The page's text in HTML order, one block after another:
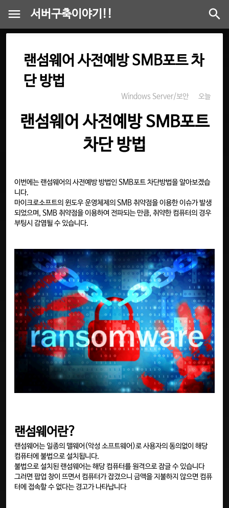
서버구축이야기!!
랜섬웨어 사전예방 SMB포트 차
단 방법
Windows Server/보안 오늘
랜섬웨어 사전예방 SMB포트
차단 방법
이번에는 랜섬웨어의 사전예방 방법인 SMB포트 차단방법을 알아보겠습
니다.
마이크로소프트의 윈도우 운영체제의 SMB 취약점을 이용한 이슈가 발생
되었으며, SMB 취약점을 이용하여 전파되는 만큼, 취약한 컴퓨터의 경우
부팅시 감염될 수 있습니다.
랜섬웨어란?
랜섬웨어는 일종의 맬웨어(악성 소프트웨어)로 사용자의 동의없이 해당
컴퓨터에 불법으로 설치됩니다.
불법으로 설치된 랜섬웨어는 해당 컴퓨터를 원격으로 잠글 수 있습니다
그러면 팝업 창이 뜨면서 컴퓨터가 잡겼으니 금액을 지불하지 않으면 컴퓨
터에 접속할 수 없다는 경고가 나타납니다